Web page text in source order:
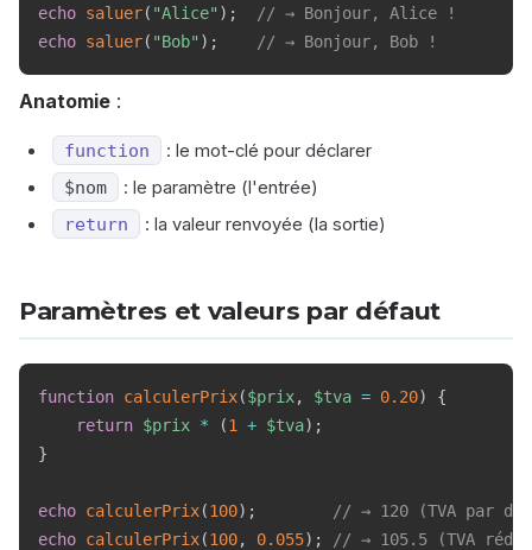
echo saluer( "Alice" ) ;
// → Bonjour, Alice !
echo saluer( "Bob" ) ; // → Bonjour, Bob !
Anatomie :
function : le mot-clé pour déclarer
$nom : le paramètre (l'entrée)
return : la valeur renvoyée (la sortie)
Paramètres et valeurs par défaut
function calculerPrix($prix, $tva = 0.20)
{
return $prix * (1 + $tva) ;
}
echo calculerPrix(100) ;
// → 120 (TVA par
echo calculerPrix(100, 0.055) ; // → 105.5 (TVA